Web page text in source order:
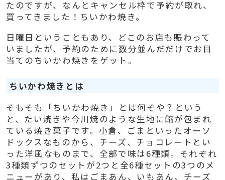
たのですが、なんとキャンセル枠で予約が取れ、
買ってきました！ちいかわ焼き。
日曜日ということもあり、どこのお店も賑わって
いましたが、予約のために数分並んだだけでお目
当てのちいかわ焼きをゲット。
ちいかわ焼きとは
そもそも「ちいかわ焼き」とは何ぞや？という
と、たい焼きや今川焼のような生地に餡が包まれ
ている焼き菓子です。小倉、ごまといったオーソ
ドックスなものから、チーズ、チョコレートとい
った洋風なものまで、全部で味は6種類。それぞれ
3種類ずつのセットが2つと全6種セットの3つのメ
ニューがあり、私はごまあん、いもあん、チーズ